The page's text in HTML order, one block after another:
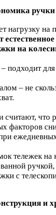
ручки
нагрузку на
на
– подходит
– не
считают, что
факторов
тележек на
ручкой,
с
и